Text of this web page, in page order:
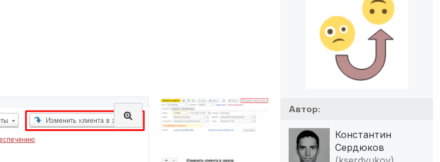
Автор:
Константин
Сердюков